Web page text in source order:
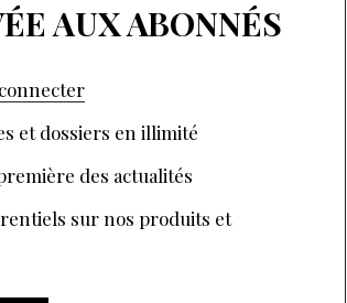
AUX ABONNÉS
et dossiers en illimité
des actualités
sur nos produits et